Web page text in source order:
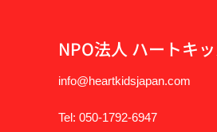
NPO法人 ハートキ
info@heartkidsjapan.com
Tel: 050-1792-6947